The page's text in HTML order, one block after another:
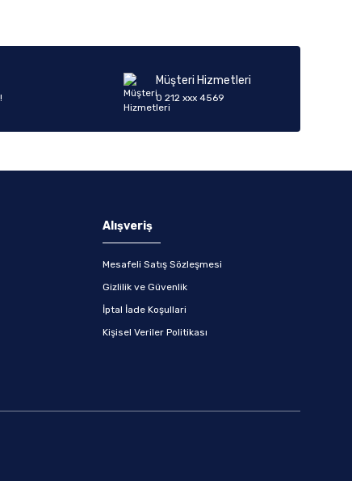
Müşteri Hizmetleri
0 212 xxx 4569
Alışveriş
Mesafeli Satış Sözleşmesi
Gizlilik ve Güvenlik
İptal İade Koşullari
Kişisel Veriler Politikası